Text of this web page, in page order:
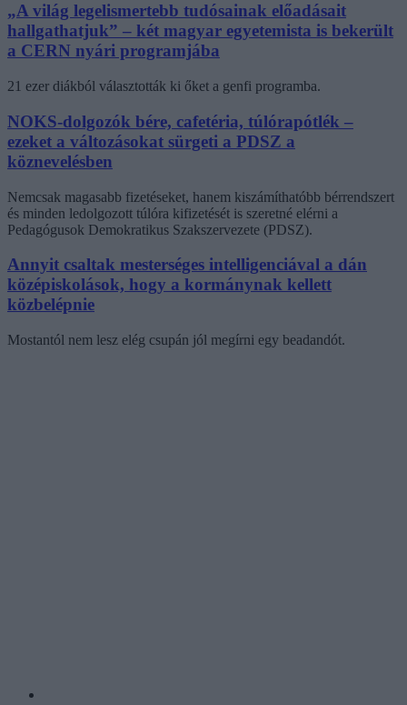
„A világ legelismertebb tudósainak előadásait
hallgathatjuk” – két magyar egyetemista is bekerült
a CERN nyári programjába
21 ezer diákból választották ki őket a genfi programba.
NOKS-dolgozók bére, cafetéria, túlórapótlék –
ezeket a változásokat sürgeti a PDSZ a
köznevelésben
Nemcsak magasabb fizetéseket, hanem kiszámíthatóbb bérrendszert
és minden ledolgozott túlóra kifizetését is szeretné elérni a
Pedagógusok Demokratikus Szakszervezete (PDSZ).
Annyit csaltak mesterséges intelligenciával a dán
középiskolások, hogy a kormánynak kellett
közbelépnie
Mostantól nem lesz elég csupán jól megírni egy beadandót.